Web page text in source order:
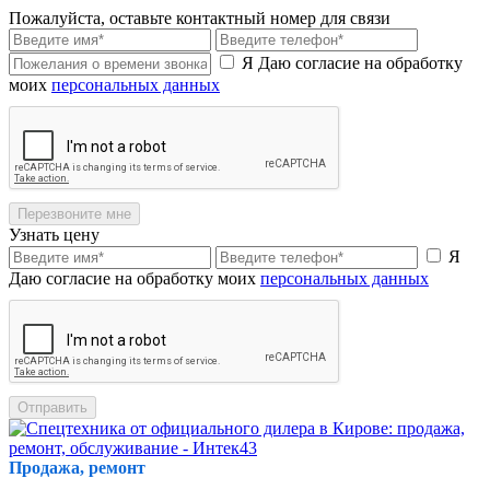
Пожалуйста, оставьте контактный номер для связи
Я Даю согласие на обработку
моих персональных данных
Перезвоните мне
Узнать цену
Я
Даю согласие на обработку моих персональных данных
Отправить
Продажа, ремонт